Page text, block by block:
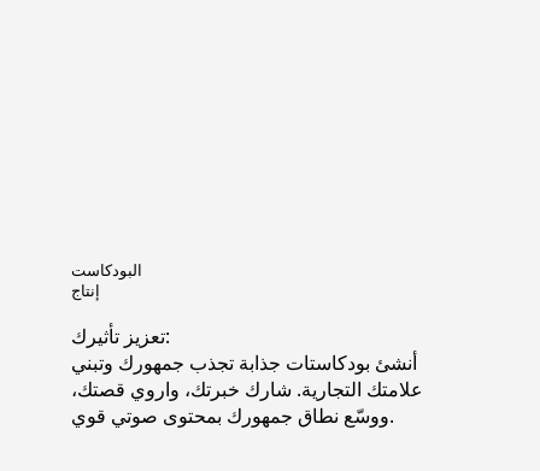
البودكاست
إنتاج
تعزيز تأثيرك:
أنشئ بودكاستات جذابة تجذب جمهورك وتبني
علامتك التجارية. شارك خبرتك، واروي قصتك،
ووسّع نطاق جمهورك بمحتوى صوتي قوي.